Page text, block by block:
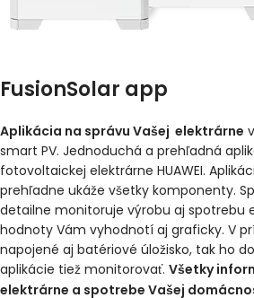
FusionSolar app
Aplikácia na správu Vašej elektrárne
smart PV. Jednoduchá a prehľadná
fotovoltaickej elektrárne HUAWEI.
prehľadne ukáže všetky komponenty.
detailne monitoruje výrobu aj spotrebu
hodnoty Vám vyhodnotí aj graficky. V
napojené aj batériové úložisko, tak ho
aplikácie tiež monitorovať. Všetky
elektrárne a spotrebe Vašej